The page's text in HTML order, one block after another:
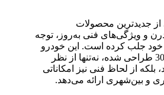
از جدیدترین محصولات
و ویژگی‌های فنی به‌روز، توجه
خود جلب کرده است. این خودرو
که بر اساس پلتفرم پژو 301 طراحی شده، نه‌تنها از نظر
بلکه از لحاظ فنی نیز امکاناتی
و بین‌شهری ارائه می‌دهد.